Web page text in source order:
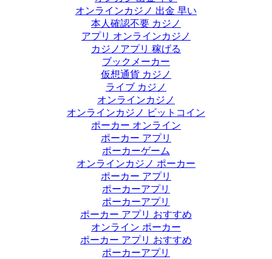
オンラインカジノ 出金 早い
本人確認不要 カジノ
アプリ オンラインカジノ
カジノアプリ 稼げる
ブックメーカー
仮想通貨 カジノ
ライブ カジノ
オンラインカジノ
オンラインカジノ ビットコイン
ポーカー オンライン
ポーカー アプリ
ポーカーゲーム
オンラインカジノ ポーカー
ポーカー アプリ
ポーカーアプリ
ポーカーアプリ
ポーカー アプリ おすすめ
オンライン ポーカー
ポーカー アプリ おすすめ
ポーカーアプリ